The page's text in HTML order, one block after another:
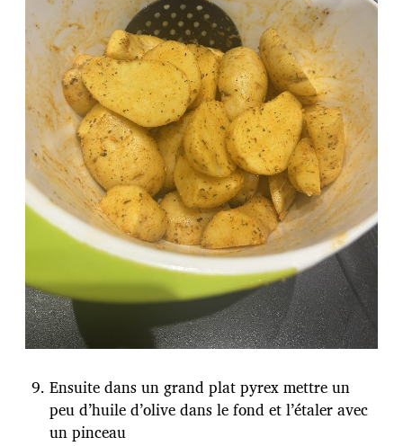
Ensuite dans un grand plat pyrex mettre un
peu d’huile d’olive dans le fond et l’étaler avec
un pinceau